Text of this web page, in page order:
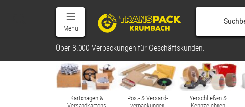
Menü
Über 8.000 Verpackungen für Geschäftskunden.
Kartonagen &
Versandkartons
Post- & Versand-
verpackungen
Verschließen &
Kennzeichnen